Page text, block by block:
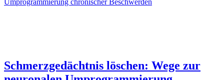
Schmerzgedächtnis löschen: Wege zur